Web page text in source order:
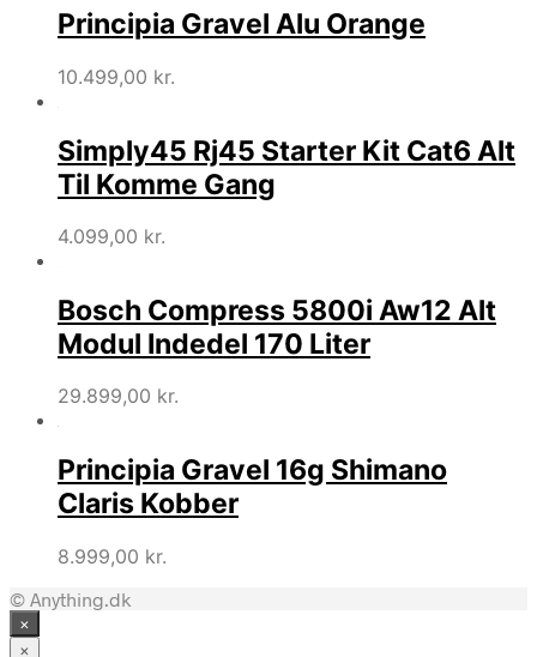
Principia Gravel Alu Orange
10.499,00 kr.
Simply45 Rj45 Starter Kit Cat6 Alt
Til Komme Gang
4.099,00 kr.
Bosch Compress 5800i Aw12 Alt
Modul Indedel 170 Liter
29.899,00 kr.
Principia Gravel 16g Shimano
Claris Kobber
8.999,00 kr.
© Anything.dk
×
×